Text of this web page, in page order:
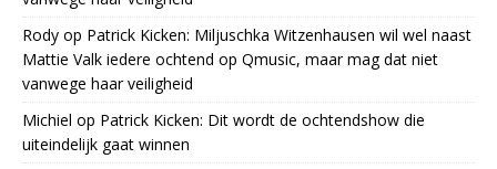
Rody op Patrick Kicken: Miljuschka Witzenhausen wil wel naast
Mattie Valk iedere ochtend op Qmusic, maar mag dat niet
vanwege haar veiligheid
Michiel op Patrick Kicken: Dit wordt de ochtendshow die
uiteindelijk gaat winnen